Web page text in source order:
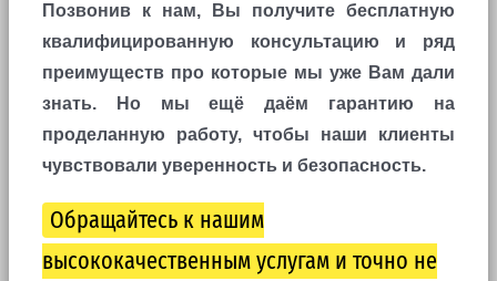
Позвонив к нам, Вы получите бесплатную
квалифицированную консультацию и ряд
преимуществ про которые мы уже Вам дали
знать. Но мы ещё даём гарантию на
проделанную работу, чтобы наши клиенты
чувствовали уверенность и безопасность.
Обращайтесь к нашим
высококачественным услугам и точно не